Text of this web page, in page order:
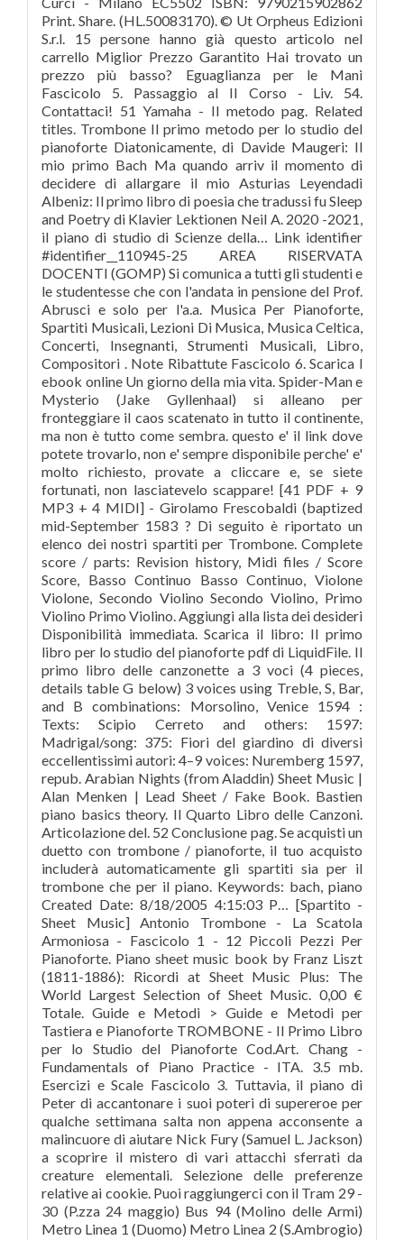
Print. Share. (HL.50083170). © Ut Orpheus Edizioni
S.r.l. 15 persone hanno già questo articolo nel
carrello Miglior Prezzo Garantito Hai trovato un
prezzo più basso? Eguaglianza per le Mani
Fascicolo 5. Passaggio al II Corso - Liv. 54.
Contattaci! 51 Yamaha - Il metodo pag. Related
titles. Trombone Il primo metodo per lo studio del
pianoforte Diatonicamente, di Davide Maugeri: Il
mio primo Bach Ma quando arriv il momento di
decidere di allargare il mio Asturias Leyendadi
Albeniz: Il primo libro di poesia che tradussi fu Sleep
and Poetry di Klavier Lektionen Neil A. 2020 -2021,
il piano di studio di Scienze della… Link identifier
#identifier__110945-25 AREA RISERVATA
DOCENTI (GOMP) Si comunica a tutti gli studenti e
le studentesse che con l'andata in pensione del Prof.
Abrusci e solo per l'a.a. Musica Per Pianoforte,
Spartiti Musicali, Lezioni Di Musica, Musica Celtica,
Concerti, Insegnanti, Strumenti Musicali, Libro,
Compositori . Note Ribattute Fascicolo 6. Scarica l
ebook online Un giorno della mia vita. Spider-Man e
Mysterio (Jake Gyllenhaal) si alleano per
fronteggiare il caos scatenato in tutto il continente,
ma non è tutto come sembra. questo e' il link dove
potete trovarlo, non e' sempre disponibile perche' e'
molto richiesto, provate a cliccare e, se siete
fortunati, non lasciatevelo scappare! [41 PDF + 9
MP3 + 4 MIDI] - Girolamo Frescobaldi (baptized
mid-September 1583 ? Di seguito è riportato un
elenco dei nostri spartiti per Trombone. Complete
score / parts: Revision history, Midi files / Score
Score, Basso Continuo Basso Continuo, Violone
Violone, Secondo Violino Secondo Violino, Primo
Violino Primo Violino. Aggiungi alla lista dei desideri
Disponibilità immediata. Scarica il libro: Il primo
libro per lo studio del pianoforte pdf di LiquidFile. Il
primo libro delle canzonette a 3 voci (4 pieces,
details table G below) 3 voices using Treble, S, Bar,
and B combinations: Morsolino, Venice 1594 :
Texts: Scipio Cerreto and others: 1597:
Madrigal/song: 375: Fiori del giardino di diversi
eccellentissimi autori: 4–9 voices: Nuremberg 1597,
repub. Arabian Nights (from Aladdin) Sheet Music |
Alan Menken | Lead Sheet / Fake Book. Bastien
piano basics theory. Il Quarto Libro delle Canzoni.
Articolazione del. 52 Conclusione pag. Se acquisti un
duetto con trombone / pianoforte, il tuo acquisto
includerà automaticamente gli spartiti sia per il
trombone che per il piano. Keywords: bach, piano
Created Date: 8/18/2005 4:15:03 P… [Spartito -
Sheet Music] Antonio Trombone - La Scatola
Armoniosa - Fascicolo 1 - 12 Piccoli Pezzi Per
Pianoforte. Piano sheet music book by Franz Liszt
(1811-1886): Ricordi at Sheet Music Plus: The
World Largest Selection of Sheet Music. 0,00 €
Totale. Guide e Metodi > Guide e Metodi per
Tastiera e Pianoforte TROMBONE - Il Primo Libro
per lo Studio del Pianoforte Cod.Art. Chang -
Fundamentals of Piano Practice - ITA. 3.5 mb.
Esercizi e Scale Fascicolo 3. Tuttavia, il piano di
Peter di accantonare i suoi poteri di supereroe per
qualche settimana salta non appena acconsente a
malincuore di aiutare Nick Fury (Samuel L. Jackson)
a scoprire il mistero di vari attacchi sferrati da
creature elementali. Selezione delle preferenze
relative ai cookie. Puoi raggiungerci con il Tram 29 -
30 (P.zza 24 maggio) Bus 94 (Molino delle Armi)
Metro Linea 1 (Duomo) Metro Linea 2 (S.Ambrogio)